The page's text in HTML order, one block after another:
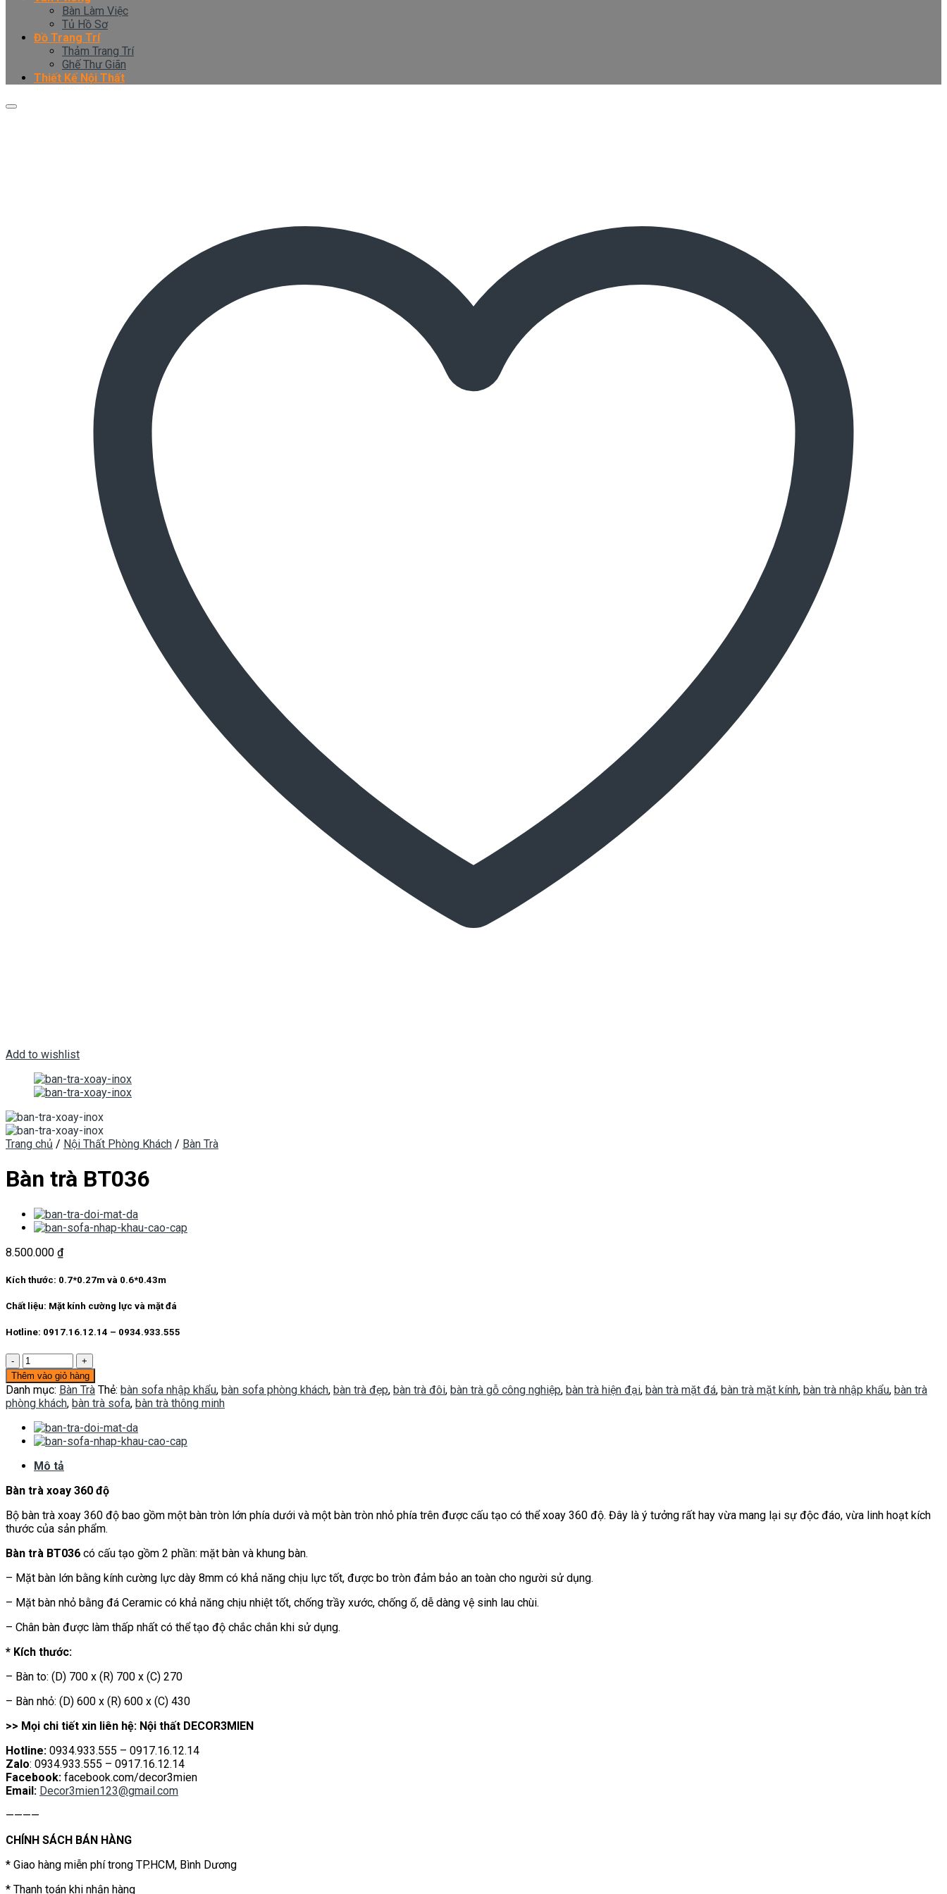
Bàn Làm Việc
Tủ Hồ Sơ
Đồ Trang Trí
Thảm Trang Trí
Ghế Thư Giãn
Thiết Kế Nội Thất
Add to wishlist
Trang chủ / Nội Thất Phòng Khách / Bàn Trà
Bàn trà BT036
8.500.000 ₫
Kích thước: 0.7*0.27m và 0.6*0.43m
Chất liệu: Mặt kính cường lực và mặt đá
Hotline: 0917.16.12.14 – 0934.933.555
Bàn
trà
BT036
số
lượng
Thêm vào giỏ hàng
Danh mục: Bàn Trà Thẻ: bàn sofa nhập khẩu, bàn sofa phòng khách, bàn trà đẹp, bàn trà đôi, bàn trà gỗ công nghiệp, bàn trà hiện đại, bàn trà mặt đá, bàn trà mặt kính, bàn trà nhập khẩu, bàn trà
phòng khách, bàn trà sofa, bàn trà thông minh
Mô tả
Bàn trà xoay 360 độ
Bộ bàn trà xoay 360 độ bao gồm một bàn tròn lớn phía dưới và một bàn tròn nhỏ phía trên được cấu tạo có thể xoay 360 độ. Đây là ý tưởng rất hay vừa mang lại sự độc đáo, vừa linh hoạt kích
thước của sản phẩm.
Bàn trà BT036 có cấu tạo gồm 2 phần: mặt bàn và khung bàn.
– Mặt bàn lớn bằng kính cường lực dày 8mm có khả năng chịu lực tốt, được bo tròn đảm bảo an toàn cho người sử dụng.
– Mặt bàn nhỏ bằng đá Ceramic có khả năng chịu nhiệt tốt, chống trầy xước, chống ố, dễ dàng vệ sinh lau chùi.
– Chân bàn được làm thấp nhất có thể tạo độ chắc chắn khi sử dụng.
* Kích thước:
– Bàn to: (D) 700 x (R) 700 x (C) 270
– Bàn nhỏ: (D) 600 x (R) 600 x (C) 430
>> Mọi chi tiết xin liên hệ: Nội thất DECOR3MIEN
Hotline: 0934.933.555 – 0917.16.12.14
Zalo: 0934.933.555 – 0917.16.12.14
Facebook: facebook.com/decor3mien
Email: Decor3mien123@gmail.com
————
CHÍNH SÁCH BÁN HÀNG
* Giao hàng miễn phí trong TP.HCM, Bình Dương
* Thanh toán khi nhận hàng